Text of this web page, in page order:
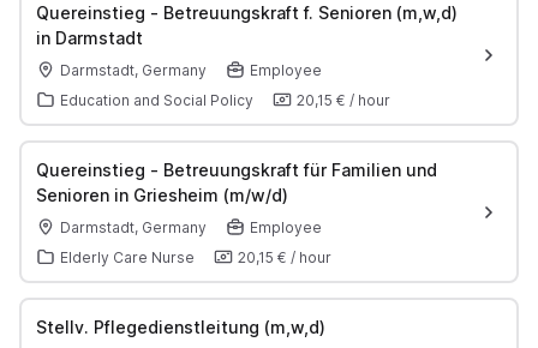
Quereinstieg - Betreuungskraft f. Senioren (m,w,d)
in Darmstadt
Darmstadt, Germany
Employee
Education and Social Policy
20,15 € / hour
Quereinstieg - Betreuungskraft für Familien und
Senioren in Griesheim (m/w/d)
Darmstadt, Germany
Employee
Elderly Care Nurse
20,15 € / hour
Stellv. Pflegedienstleitung (m,w,d)